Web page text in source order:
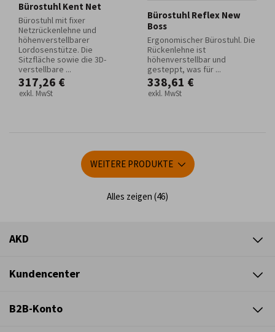
Bürostuhl Kent Net
Bürostuhl mit fixer
Netzrückenlehne und
höhenverstellbarer
Lordosenstütze. Die
Sitzfläche sowie die 3D-
verstellbare ...
317,26 €
exkl. MwSt
Bürostuhl Reflex New
Boss
Ergonomischer Bürostuhl. Die
Rückenlehne ist
höhenverstellbar und
gesteppt, was für ...
338,61 €
exkl. MwSt
WEITERE PRODUKTE
Alles zeigen (46)
AKD
Kundencenter
B2B-Konto